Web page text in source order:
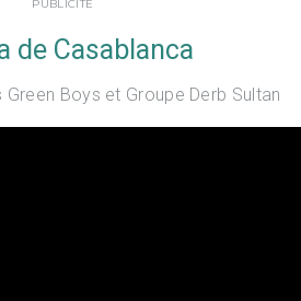
PUBLICITÉ
de Casablanca
Green Boys et Groupe Derb Sultan